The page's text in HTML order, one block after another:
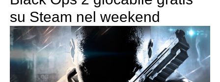
su Steam nel weekend